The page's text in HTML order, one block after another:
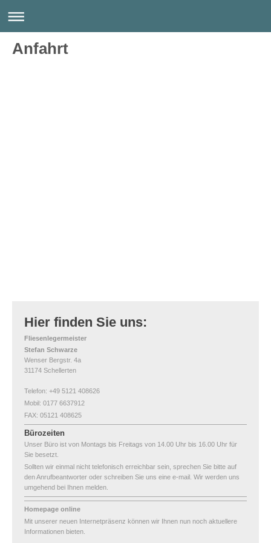
Anfahrt
Hier finden Sie uns:
Fliesenlegermeister
Stefan Schwarze
Wenser Bergstr. 4a
31174 Schellerten
Telefon: +49 5121 408626
Mobil: 0177 6637912
FAX: 05121 408625
Bürozeiten
Unser Büro ist von Montags bis Freitags von 14.00 Uhr bis 16.00 Uhr für
Sie besetzt.
Sollten wir einmal nicht telefonisch erreichbar sein, sprechen Sie bitte auf
den Anrufbeantworter oder schreiben Sie uns eine e-mail. Wir werden uns
umgehend bei Ihnen melden.
Homepage online
Mit unserer neuen Internetpräsenz können wir Ihnen nun noch aktuellere
Informationen bieten.